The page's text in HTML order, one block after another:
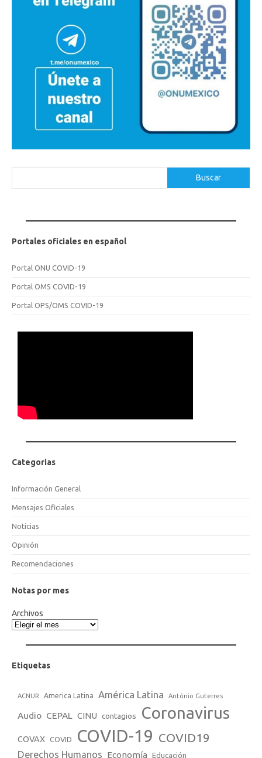
Buscar
Portales oficiales en español
Portal ONU COVID-19
Portal OMS COVID-19
Portal OPS/OMS COVID-19
Categorias
Información General
Mensajes Oficiales
Noticias
Opinión
Recomendaciones
Notas por mes
Archivos
Etiquetas
ACNUR America Latina América Latina António Guterres
Audio CEPAL CINU contagios Coronavirus
COVAX COVID COVID-19 COVID19
Derechos Humanos Economía Educación